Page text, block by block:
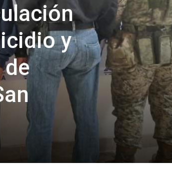
y